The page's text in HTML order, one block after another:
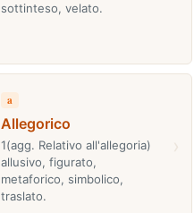
sottinteso, velato.
a
Allegorico
1(agg. Relativo all'allegoria)
allusivo, figurato,
metaforico, simbolico,
traslato.